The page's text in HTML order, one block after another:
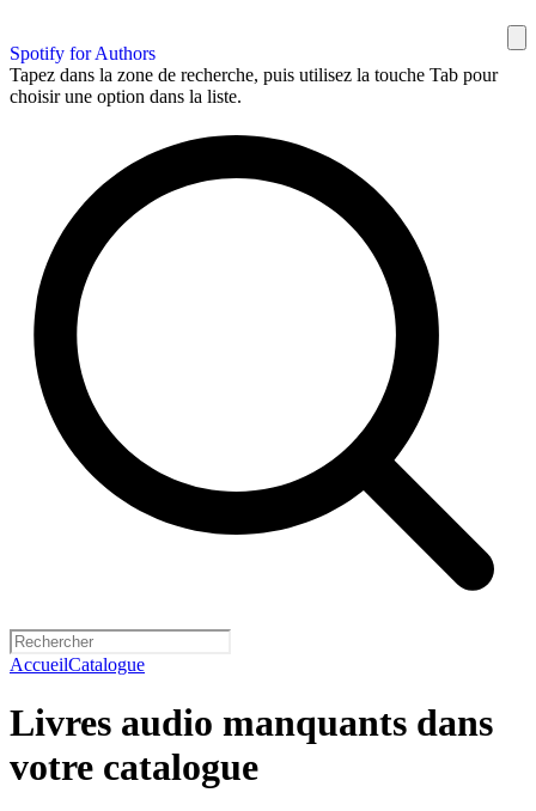
Spotify for Authors
Tapez dans la zone de recherche, puis utilisez la touche Tab pour
choisir une option dans la liste.
AccueilCatalogue
Livres audio manquants dans
votre catalogue